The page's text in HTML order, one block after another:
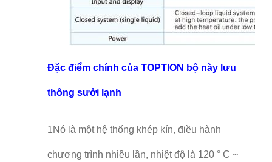
Đặc điểm chính của TOPTION bộ này lưu
thông sưởi lạnh
1Nó là một hệ thống khép kín, điều hành
chương trình nhiều lần, nhiệt độ là 120 ° C ~